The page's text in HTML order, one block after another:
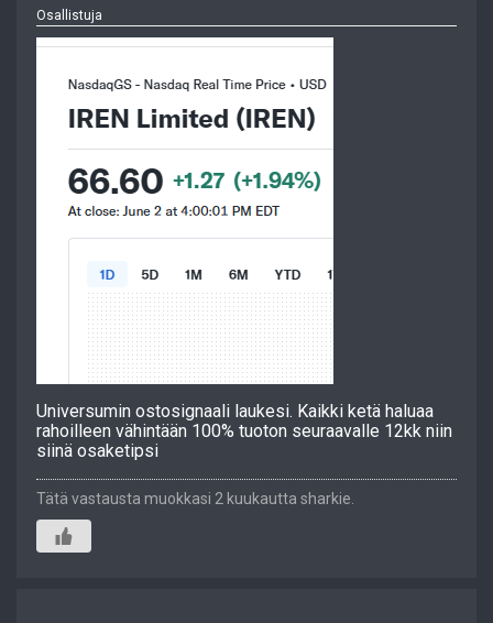
Osallistuja
Universumin ostosignaali laukesi. Kaikki ketä haluaa
rahoilleen vähintään 100% tuoton seuraavalle 12kk niin
siinä osaketipsi
Tätä vastausta muokkasi 2 kuukautta sharkie.